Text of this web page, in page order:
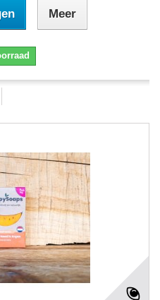
Meer